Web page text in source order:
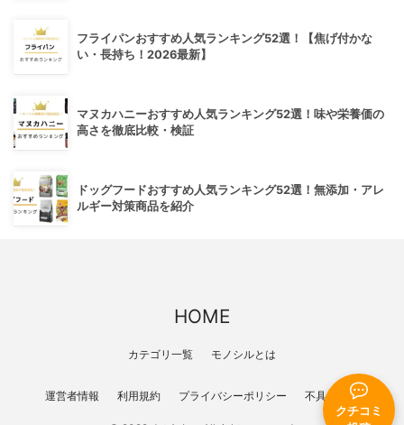
クチコミ
フライパンおすすめ人気ランキング52選！【焦げ付かな
い・長持ち！2026最新】
マヌカハニーおすすめ人気ランキング52選！味や栄養価の
高さを徹底比較・検証
ドッグフードおすすめ人気ランキング52選！無添加・アレ
ルギー対策商品を紹介
HOME
カテゴリ一覧 モノシルとは
運営者情報 利用規約 プライバシーポリシー 不具合報告